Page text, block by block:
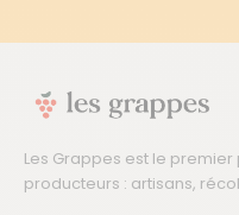
Les Grappes est le
producteurs : artisans,